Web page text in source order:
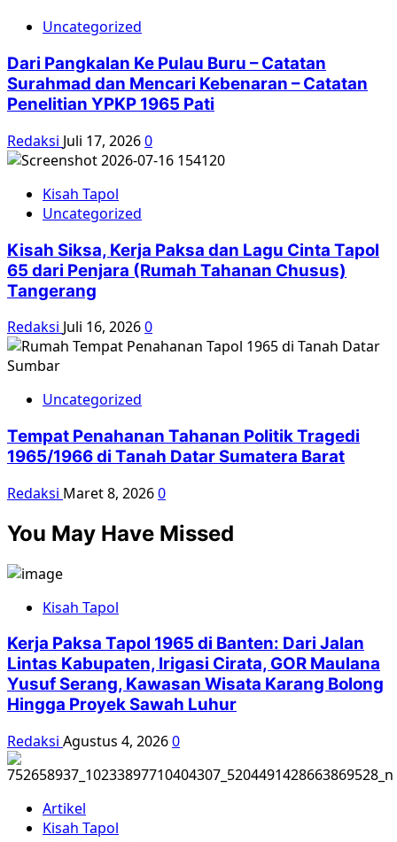
Uncategorized
Dari Pangkalan Ke Pulau Buru – Catatan
Surahmad dan Mencari Kebenaran – Catatan
Penelitian YPKP 1965 Pati
Redaksi Juli 17, 20260
Kisah Tapol
Uncategorized
Kisah Siksa, Kerja Paksa dan Lagu Cinta Tapol
65 dari Penjara (Rumah Tahanan Chusus)
Tangerang
Redaksi Juli 16, 20260
Uncategorized
Tempat Penahanan Tahanan Politik Tragedi
1965/1966 di Tanah Datar Sumatera Barat
Redaksi Maret 8, 20260
You May Have Missed
Kisah Tapol
Kerja Paksa Tapol 1965 di Banten: Dari Jalan
Lintas Kabupaten, Irigasi Cirata, GOR Maulana
Yusuf Serang, Kawasan Wisata Karang Bolong
Hingga Proyek Sawah Luhur
Redaksi Agustus 4, 20260
Artikel
Kisah Tapol